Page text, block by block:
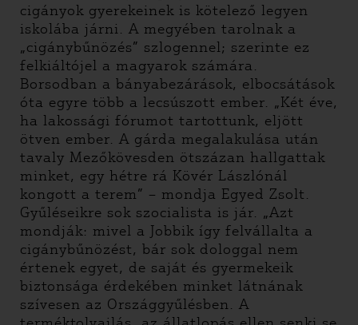
cigányok gyerekeinek is kötelező legyen
iskolába járni. A megyében tarolnak a
„cigánybűnözés” szlogennel; szerinte ez
felkiáltójel a magyarok számára.
Borsodban a bányabezárások, elbocsátások
óta egyre több a lecsúszott ember. „Két éve,
ha lakossági fórumot tartottunk, eljött
ötven ember. A gárda megalakulása után
tavaly Mezőkövesden ötszázan hallgattak
minket, egy hétre rá Kövér Lászlónál
kongott a terem” – mondja Egyed Zsolt.
Gyűléseikre sok szocialista is jár. „Azt
mondják: mivel a Jobbik így felvállalta a
cigánybűnözést, bár sok dologgal nem
értenek egyet, de saját és gyermekeik
biztonsága érdekében minket látnának
szívesen az Országgyűlésben. A